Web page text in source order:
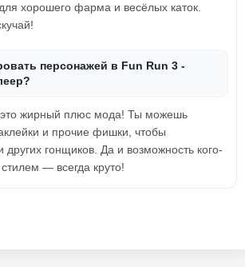
хорошего фарма и весёлых каток.
персонажей в Fun Run 3 -
жирный плюс мода! Ты можешь
и прочие фишки, чтобы
других гонщиков. Да и возможность кого-
— всегда круто!